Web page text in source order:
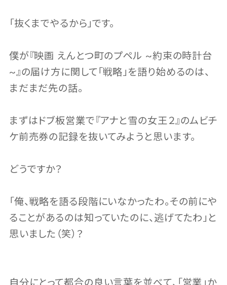
「抜くまでやるから」です。
僕が『映画 えんとつ町のプペル ~約束の時計台
~』の届け方に関して「戦略」を語り始めるのは、
まだまだ先の話。
まずはドブ板営業で『アナと雪の女王２』のムビチ
ケ前売券の記録を抜いてみようと思います。
どうですか？
「俺、戦略を語る段階にいなかったわ。その前にや
ることがあるのは知っていたのに、逃げてたわ」と
思いました（笑）？